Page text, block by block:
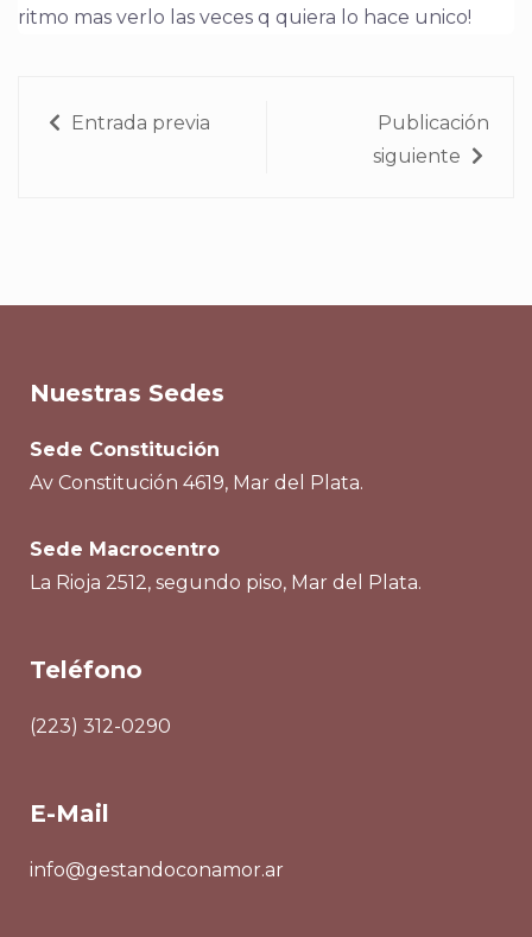
ritmo mas verlo las veces q quiera lo hace unico!
Entrada previa
Publicación
siguiente
Nuestras Sedes
Sede Constitución
Av Constitución 4619, Mar del Plata.
Sede Macrocentro
La Rioja 2512, segundo piso, Mar del Plata.
Teléfono
(223) 312-0290
E-Mail
info@gestandoconamor.ar